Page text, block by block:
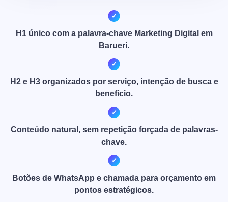
H1 único com a palavra-chave Marketing Digital em
Barueri.
H2 e H3 organizados por serviço, intenção de busca e
benefício.
Conteúdo natural, sem repetição forçada de palavras-
chave.
Botões de WhatsApp e chamada para orçamento em
pontos estratégicos.